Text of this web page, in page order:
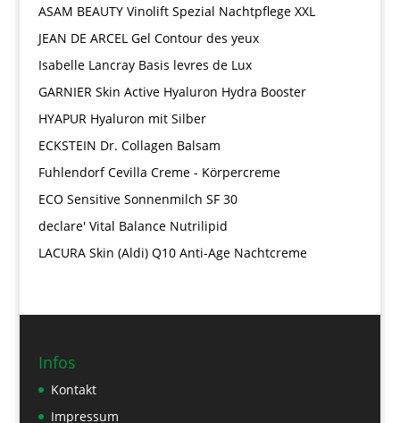
ASAM BEAUTY Vinolift Spezial Nachtpflege XXL
JEAN DE ARCEL Gel Contour des yeux
Isabelle Lancray Basis levres de Lux
GARNIER Skin Active Hyaluron Hydra Booster
HYAPUR Hyaluron mit Silber
ECKSTEIN Dr. Collagen Balsam
Fuhlendorf Cevilla Creme - Körpercreme
ECO Sensitive Sonnenmilch SF 30
declare' Vital Balance Nutrilipid
LACURA Skin (Aldi) Q10 Anti-Age Nachtcreme
Infos
Kontakt
Impressum